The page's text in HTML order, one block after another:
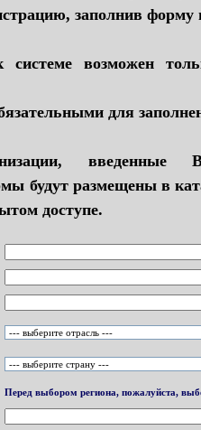
заполнив форму
возможен
для
введенные
будут размещены в
доступе.
Перед выбором региона, пожалуйста,